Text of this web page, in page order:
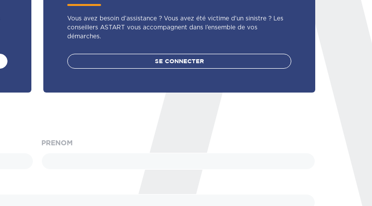
Vous avez besoin d’assistance ? Vous avez été victime d'un sinistre ? Les
conseillers ASTART vous accompagnent dans l’ensemble de vos
démarches.
SE CONNECTER
PRENOM